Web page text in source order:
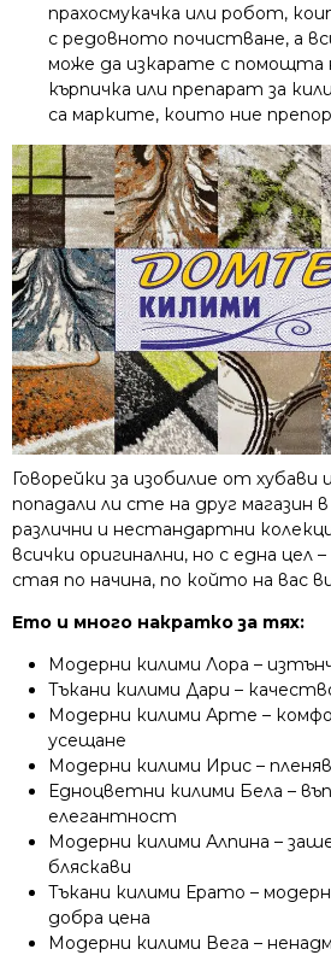
прахосмукачка или робот,
с редовното почистване, а
може да изкарате с помощта
кърпичка или препарат за
са марките, които ние
Говорейки за изобилие от хубави
попадали ли сте на друг магазин
различни и нестандартни
всички оригинални, но с една цел
стая по начина, по който на вас
Ето и много накратко за тях:
Модерни килими Лора –
Тъкани килими Дари –
Модерни килими Арте –
усещане
Модерни килими Ирис –
Едноцветни килими Бела –
елегантност
Модерни килими Алпина –
бляскави
Тъкани килими Ерато –
добра цена
Модерни килими Вега –